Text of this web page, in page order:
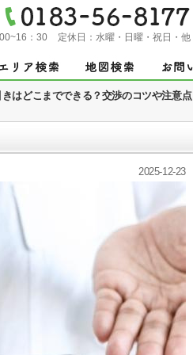
：30 定休日： 水曜・日曜・祝日・他
はどこまでできる？交渉のコツや注意点
2025-12-23